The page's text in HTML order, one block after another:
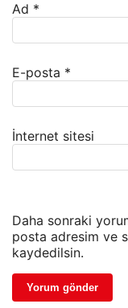
Ad *
E-posta *
İnternet sitesi
Daha sonraki
posta adresim ve
kaydedilsin.